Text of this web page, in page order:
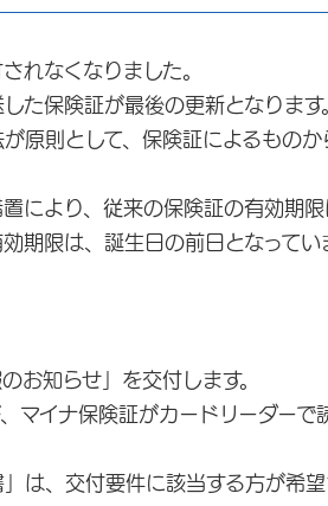
れなくなりました。
た保険証が最後の更新となります
原則として、保険証によるもの
により、従来の保険証の有効期
限は、誕生日の前日となってい
お知らせ」を交付します。
イナ保険証がカードリーダー
、交付要件に該当する方が希望